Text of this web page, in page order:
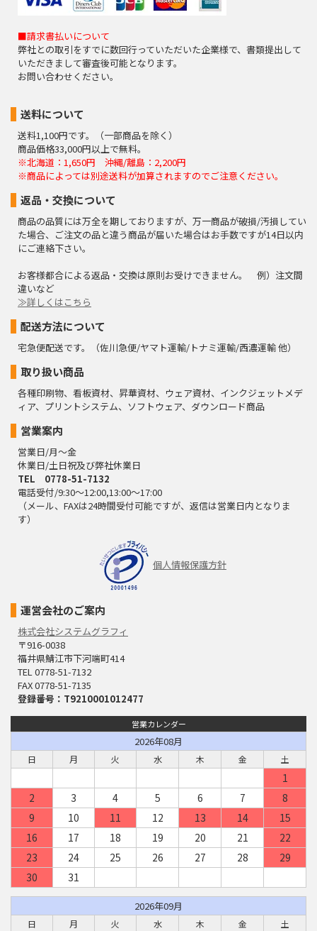
■請求書払いについて
弊社との取引をすでに数回行っていただいた企業様で、書類提出して
いただきまして審査後可能となります。
お問い合わせください。
送料について
送料1,100円です。（一部商品を除く）
商品価格33,000円以上で無料。
※北海道：1,650円 沖縄/離島：2,200円
※商品によっては別途送料が加算されますのでご注意ください。
返品・交換について
商品の品質には万全を期しておりますが、万一商品が破損/汚損してい
た場合、ご注文の品と違う商品が届いた場合はお手数ですが14日以内
にご連絡下さい。
お客様都合による返品・交換は原則お受けできません。 例）注文間
違いなど
≫詳しくはこちら
配送方法について
宅急便配送です。（佐川急便/ヤマト運輸/トナミ運輸/西濃運輸 他）
取り扱い商品
各種印刷物、看板資材、昇華資材、ウェア資材、インクジェットメデ
ィア、プリントシステム、ソフトウェア、ダウンロード商品
営業案内
営業日/月～金
休業日/土日祝及び弊社休業日
TEL 0778-51-7132
電話受付/9:30～12:00,13:00～17:00
（メール、FAXは24時間受付可能ですが、返信は営業日内となりま
す）
個人情報保護方針
運営会社のご案内
株式会社システムグラフィ
〒916-0038
福井県鯖江市下河端町414
TEL 0778-51-7132
FAX 0778-51-7135
登録番号：T9210001012477
営業カレンダー
2026年08月
日 月 火 水 木 金 土
1
2
3 4 5 6 7
8
9
10 11 12 13 14
15
16
17 18 19 20 21
22
23
24 25 26 27 28
29
30
31
2026年09月
日 月 火 水 木 金 土